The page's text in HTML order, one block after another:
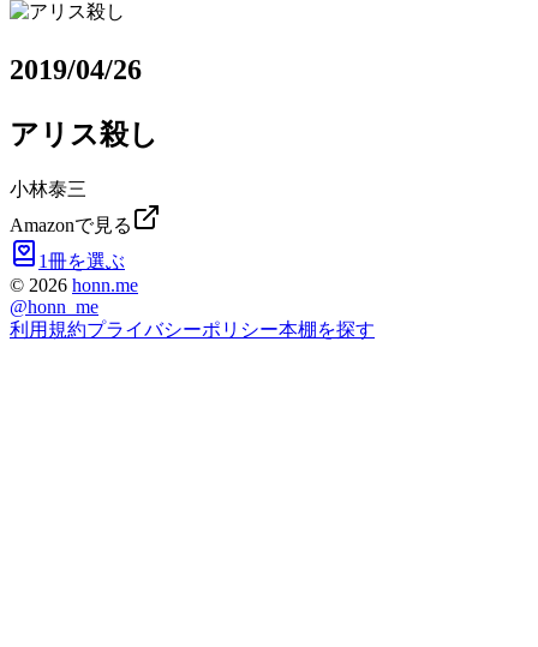
2019/04/26
アリス殺し
小林泰三
Amazonで見る
1冊を選ぶ
© 2026 honn.me
@honn_me
利用規約プライバシーポリシー本棚を探す